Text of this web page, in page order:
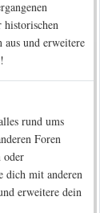
historischen
aus und erweitere
rund ums
Foren
oder
dich mit anderen
erweitere dein